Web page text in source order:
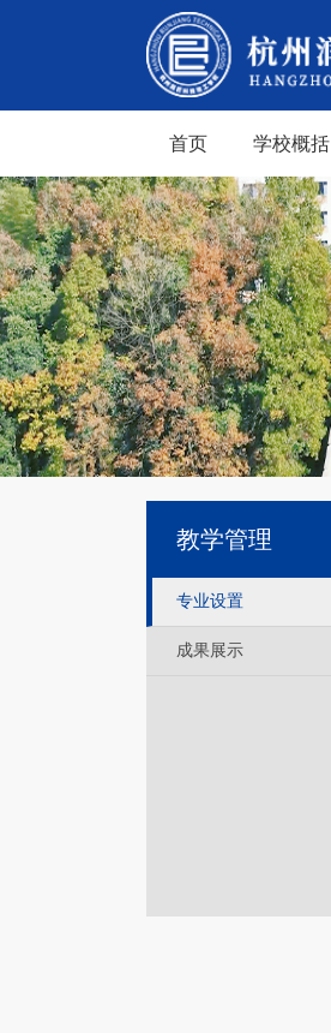
首页 学校概括
教学管理
专业设置
成果展示